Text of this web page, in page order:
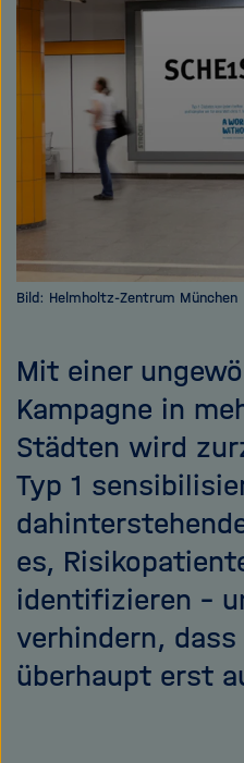
Bild: Helmholtz-Zentrum München
Mit einer
Kampagne in
Städten wird
Typ 1
es,
identifizieren –
verhindern,
überhaupt erst